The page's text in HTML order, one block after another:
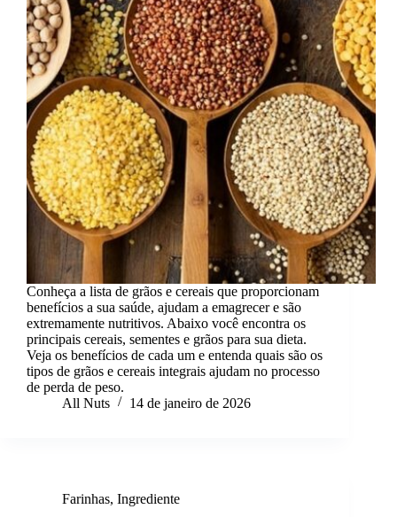
Conheça a lista de grãos e cereais que proporcionam
benefícios a sua saúde, ajudam a emagrecer e são
extremamente nutritivos. Abaixo você encontra os
principais cereais, sementes e grãos para sua dieta.
Veja os benefícios de cada um e entenda quais são os
tipos de grãos e cereais integrais ajudam no processo
de perda de peso.
All Nuts
14 de janeiro de 2026
Farinhas, Ingrediente